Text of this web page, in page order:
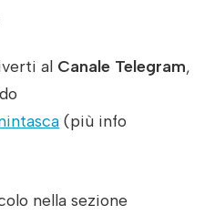
al Canale Telegram,
(più info
nella sezione